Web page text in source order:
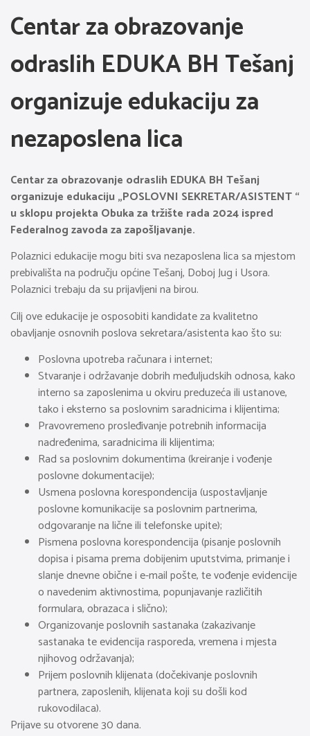
Centar za obrazovanje
odraslih EDUKA BH Tešanj
organizuje edukaciju za
nezaposlena lica
Centar za obrazovanje odraslih EDUKA BH Tešanj
organizuje edukaciju „POSLOVNI SEKRETAR/ASISTENT “
u sklopu projekta Obuka za tržište rada 2024 ispred
Federalnog zavoda za zapošljavanje.
Polaznici edukacije mogu biti sva nezaposlena lica sa mjestom
prebivališta na području općine Tešanj, Doboj Jug i Usora.
Polaznici trebaju da su prijavljeni na birou.
Cilj ove edukacije je osposobiti kandidate za kvalitetno
obavljanje osnovnih poslova sekretara/asistenta kao što su:
Poslovna upotreba računara i internet;
Stvaranje i održavanje dobrih međuljudskih odnosa, kako
interno sa zaposlenima u okviru preduzeća ili ustanove,
tako i eksterno sa poslovnim saradnicima i klijentima;
Pravovremeno prosleđivanje potrebnih informacija
nadređenima, saradnicima ili klijentima;
Rad sa poslovnim dokumentima (kreiranje i vođenje
poslovne dokumentacije);
Usmena poslovna korespondencija (uspostavljanje
poslovne komunikacije sa poslovnim partnerima,
odgovaranje na lične ili telefonske upite);
Pismena poslovna korespondencija (pisanje poslovnih
dopisa i pisama prema dobijenim uputstvima, primanje i
slanje dnevne obične i e-mail pošte, te vođenje evidencije
o navedenim aktivnostima, popunjavanje različitih
formulara, obrazaca i slično);
Organizovanje poslovnih sastanaka (zakazivanje
sastanaka te evidencija rasporeda, vremena i mjesta
njihovog održavanja);
Prijem poslovnih klijenata (dočekivanje poslovnih
partnera, zaposlenih, klijenata koji su došli kod
rukovodilaca).
Prijave su otvorene 30 dana.